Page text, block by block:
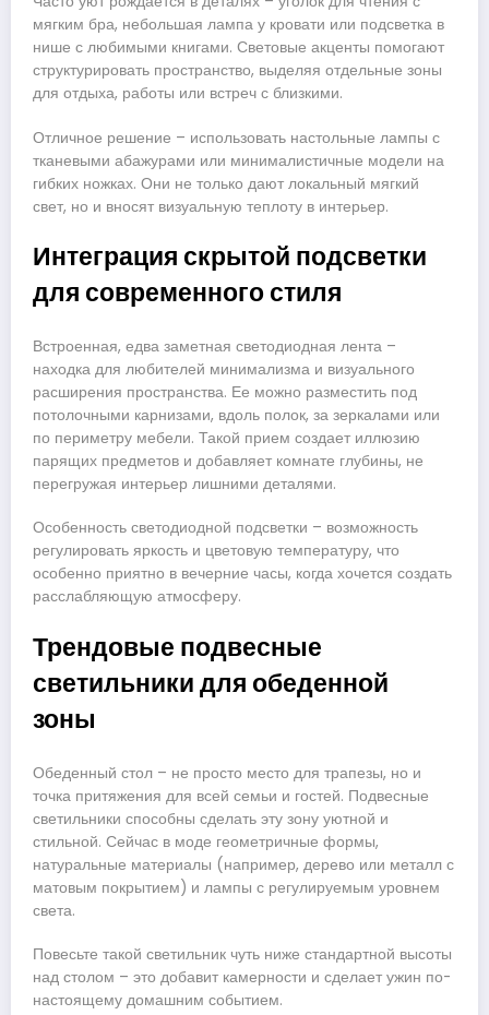
мягким бра, небольшая лампа у кровати или подсветка в
нише с любимыми книгами. Световые акценты помогают
структурировать пространство, выделяя отдельные зоны
для отдыха, работы или встреч с близкими.
Отличное решение – использовать настольные лампы с
тканевыми абажурами или минималистичные модели на
гибких ножках. Они не только дают локальный мягкий
свет, но и вносят визуальную теплоту в интерьер.
Интеграция скрытой подсветки
для современного стиля
Встроенная, едва заметная светодиодная лента –
находка для любителей минимализма и визуального
расширения пространства. Ее можно разместить под
потолочными карнизами, вдоль полок, за зеркалами или
по периметру мебели. Такой прием создает иллюзию
парящих предметов и добавляет комнате глубины, не
перегружая интерьер лишними деталями.
Особенность светодиодной подсветки – возможность
регулировать яркость и цветовую температуру, что
особенно приятно в вечерние часы, когда хочется создать
расслабляющую атмосферу.
Трендовые подвесные
светильники для обеденной
зоны
Обеденный стол – не просто место для трапезы, но и
точка притяжения для всей семьи и гостей. Подвесные
светильники способны сделать эту зону уютной и
стильной. Сейчас в моде геометричные формы,
натуральные материалы (например, дерево или металл с
матовым покрытием) и лампы с регулируемым уровнем
света.
Повесьте такой светильник чуть ниже стандартной высоты
над столом – это добавит камерности и сделает ужин по-
настоящему домашним событием.